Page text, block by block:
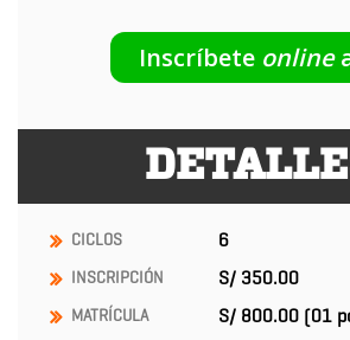
Inscríbete online
CICLOS 6
INSCRIPCIÓN S/ 350.00
MATRÍCULA S/ 800.00 (01